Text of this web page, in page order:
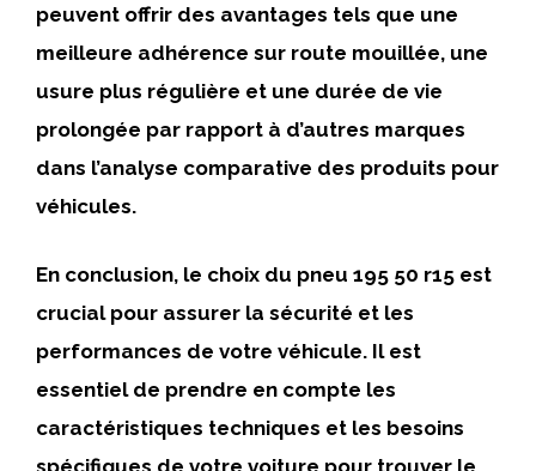
peuvent offrir des avantages tels que une
meilleure adhérence sur route mouillée, une
usure plus régulière et une durée de vie
prolongée par rapport à d’autres marques
dans l’analyse comparative des produits pour
véhicules.
En conclusion, le choix du pneu 195 50 r15 est
crucial pour assurer la sécurité et les
performances de votre véhicule. Il est
essentiel de prendre en compte les
caractéristiques techniques et les besoins
spécifiques de votre voiture pour trouver le